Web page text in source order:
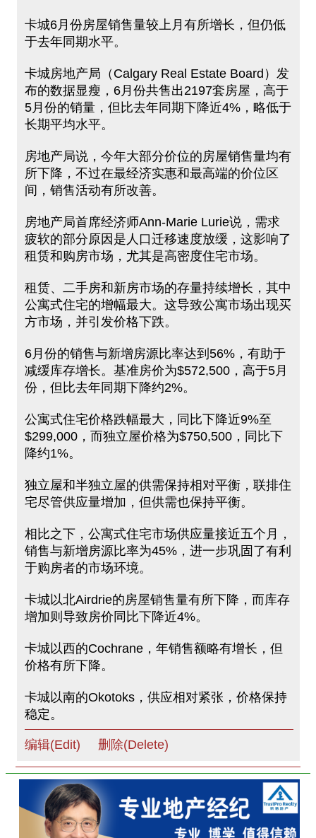
卡城6月份房屋销售量较上月有所增长，但仍低
于去年同期水平。
卡城房地产局（Calgary Real Estate Board）发
布的数据显瘦，6月份共售出2197套房屋，高于
5月份的销量，但比去年同期下降近4%，略低于
长期平均水平。
房地产局说，今年大部分价位的房屋销售量均有
所下降，不过在最经济实惠和最高端的价位区
间，销售活动有所改善。
房地产局首席经济师Ann-Marie Lurie说，需求
疲软的部分原因是人口迁移速度放缓，这影响了
租赁和购房市场，尤其是高密度住宅市场。
租赁、二手房和新房市场的存量持续增长，其中
公寓式住宅的增幅最大。这导致公寓市场出现买
方市场，并引发价格下跌。
6月份的销售与新增房源比率达到56%，有助于
减缓库存增长。基准房价为$572,500，高于5月
份，但比去年同期下降约2%。
公寓式住宅价格跌幅最大，同比下降近9%至
$299,000，而独立屋价格为$750,500，同比下
降约1%。
独立屋和半独立屋的供需保持相对平衡，联排住
宅尽管供应量增加，但供需也保持平衡。
相比之下，公寓式住宅市场供应量接近五个月，
销售与新增房源比率为45%，进一步巩固了有利
于购房者的市场环境。
卡城以北Airdrie的房屋销售量有所下降，而库存
增加则导致房价同比下降近4%。
卡城以西的Cochrane，年销售额略有增长，但
价格有所下降。
卡城以南的Okotoks，供应相对紧张，价格保持
稳定。
编辑(Edit) 删除(Delete)